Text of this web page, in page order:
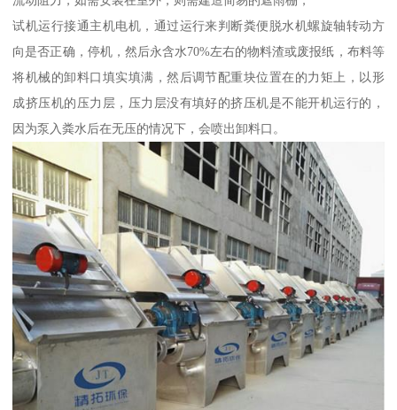
试机运行接通主机电机，通过运行来判断粪便脱水机螺旋轴转动方
向是否正确，停机，然后永含水70%左右的物料渣或废报纸，布料等
将机械的卸料口填实填满，然后调节配重块位置在的力矩上，以形
成挤压机的压力层，压力层没有填好的挤压机是不能开机运行的，
因为泵入粪水后在无压的情况下，会喷出卸料口。